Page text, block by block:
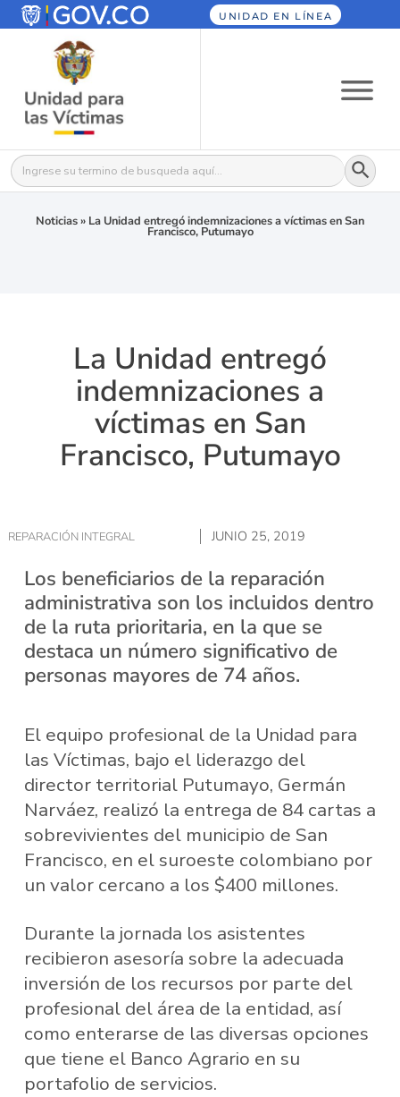
UNIDAD EN LÍNEA
Buscar: Botón
Noticias» La Unidad entregó indemnizaciones a víctimas en San
Francisco, Putumayo
La Unidad entregó
indemnizaciones a
víctimas en San
Francisco, Putumayo
REPARACIÓN INTEGRAL JUNIO 25, 2019
Los beneficiarios de la reparación
administrativa son los incluidos dentro
de la ruta prioritaria, en la que se
destaca un número significativo de
personas mayores de 74 años.
El equipo profesional de la Unidad para
las Víctimas, bajo el liderazgo del
director territorial Putumayo, Germán
Narváez, realizó la entrega de 84 cartas a
sobrevivientes del municipio de San
Francisco, en el suroeste colombiano por
un valor cercano a los $400 millones.
Durante la jornada los asistentes
recibieron asesoría sobre la adecuada
inversión de los recursos por parte del
profesional del área de la entidad, así
como enterarse de las diversas opciones
que tiene el Banco Agrario en su
portafolio de servicios.